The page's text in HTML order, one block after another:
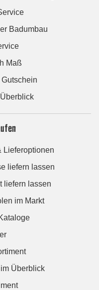
Badumbau
Maß
Lieferoptionen
liefern lassen
liefern lassen
im Markt
Überblick